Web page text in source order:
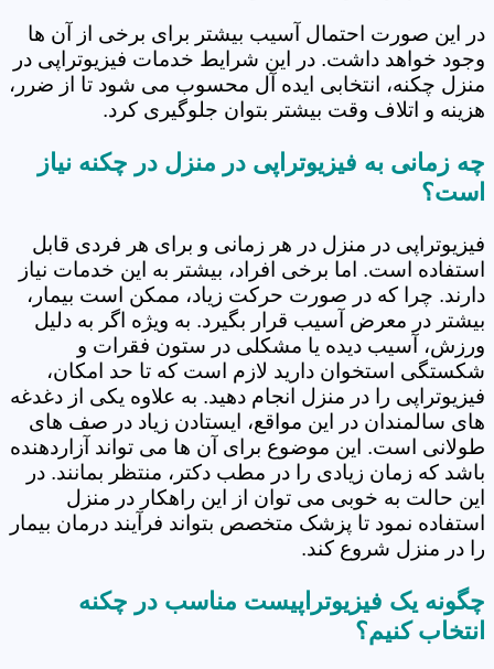
در این صورت احتمال آسیب بیشتر برای برخی از آن ها
وجود خواهد داشت. در این شرایط خدمات فیزیوتراپی در
منزل چکنه، انتخابی ایده آل محسوب می شود تا از ضرر،
هزینه و اتلاف وقت بیشتر بتوان جلوگیری کرد.
چه زمانی به فیزیوتراپی در منزل در چکنه نیاز
است؟
فیزیوتراپی در منزل در هر زمانی و برای هر فردی قابل
استفاده است. اما برخی افراد، بیشتر به این خدمات نیاز
دارند. چرا که در صورت حرکت زیاد، ممکن است بیمار،
بیشتر در معرض آسیب قرار بگیرد. به ویژه اگر به دلیل
ورزش، آسیب دیده یا مشکلی در ستون فقرات و
شکستگی استخوان دارید لازم است که تا حد امکان،
فیزیوتراپی را در منزل انجام دهید. به علاوه یکی از دغدغه
های سالمندان در این مواقع، ایستادن زیاد در صف های
طولانی است. این موضوع برای آن ها می تواند آزاردهنده
باشد که زمان زیادی را در مطب دکتر، منتظر بمانند. در
این حالت به خوبی می توان از این راهکار در منزل
استفاده نمود تا پزشک متخصص بتواند فرآیند درمان بیمار
را در منزل شروع کند.
چگونه یک فیزیوتراپیست مناسب در چکنه
انتخاب کنیم؟